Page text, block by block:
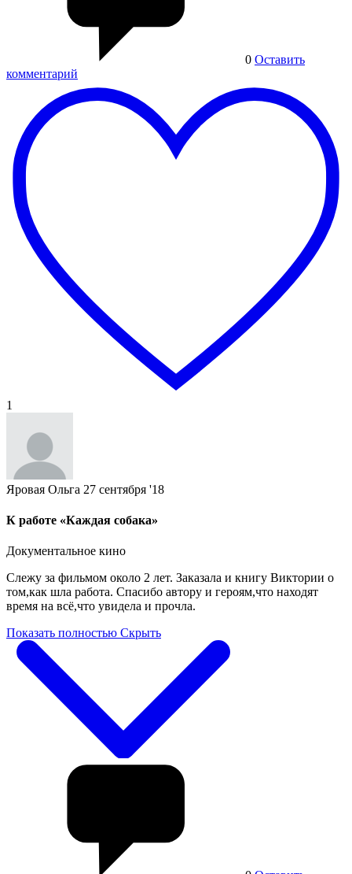
0 Оставить
комментарий
1
Яровая Ольга 27 сентября '18
К работе «Каждая собака»
Документальное кино
Слежу за фильмом около 2 лет. Заказала и книгу Виктории о
том,как шла работа. Спасибо автору и героям,что находят
время на всё,что увидела и прочла.
Показать полностью Скрыть